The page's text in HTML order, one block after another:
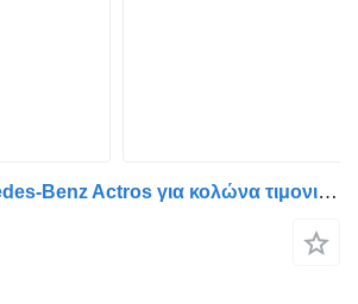
Τράκτορας Mercedes-Benz Actros για κολώνα τιμονιού Mercedes-Benz Actros